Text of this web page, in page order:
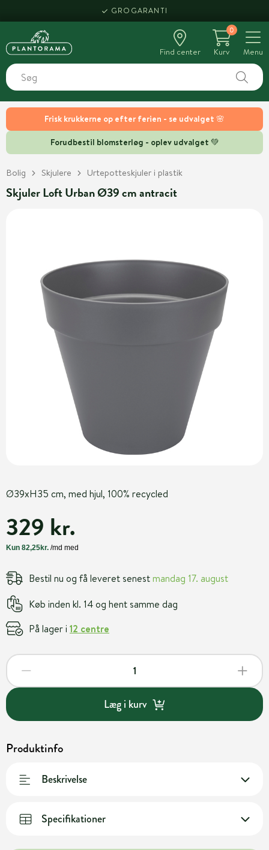
Frisk krukkerne op efter ferien - se udvalget 🌸
Forudbestil blomsterløg - oplev udvalget 💚
GROGARANTI
Find center
0
Kurv
Menu
Bolig Skjulere Urtepotteskjuler i plastik
Skjuler Loft Urban Ø39 cm antracit
Ø39xH35 cm, med hjul, 100% recycled
329 kr.
Bestil nu og få leveret senestmandag 17. august
Køb inden kl. 14 og hent samme dag
På lager i 12 centre
Læg i kurv
Produktinfo
Beskrivelse
Specifikationer